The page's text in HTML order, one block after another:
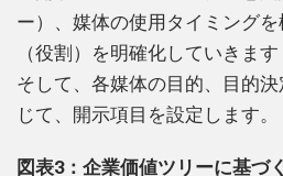
ー）、媒体の使用タイミング
（役割）を明確化していきます
そして、各媒体の目的、目的
じて、開示項目を設定します。
図表3：企業価値ツリーに基づ